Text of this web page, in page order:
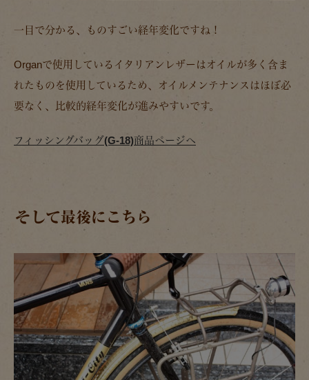
一目で分かる、ものすごい経年変化ですね！
Organで使用しているイタリアンレザーはオイルが多く含ま
れたものを使用しているため、オイルメンテナンスはほぼ必
要なく、比較的経年変化が進みやすいです。
フィッシングバッグ(G-18)商品ページへ
そして最後にこちら